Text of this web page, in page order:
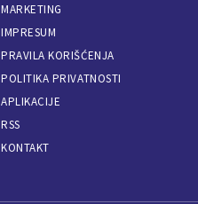
MARKETING
IMPRESUM
PRAVILA KORIŠĆENJA
POLITIKA PRIVATNOSTI
APLIKACIJE
RSS
KONTAKT